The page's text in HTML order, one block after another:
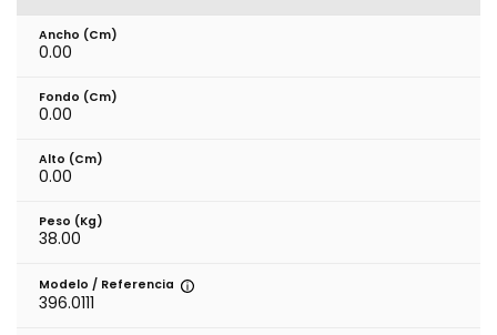
Ancho (cm)
0.00
Fondo (cm)
0.00
Alto (cm)
0.00
Peso (kg)
38.00
Modelo / Referencia
396.0111